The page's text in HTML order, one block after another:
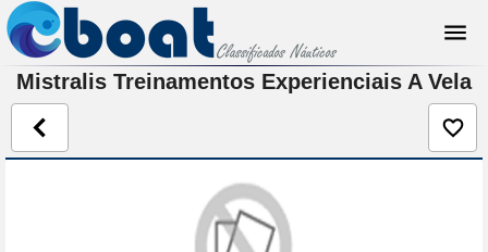
Mistralis Treinamentos Experienciais A Vela